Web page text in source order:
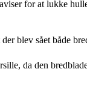
for at lukke
blev sået både
da den